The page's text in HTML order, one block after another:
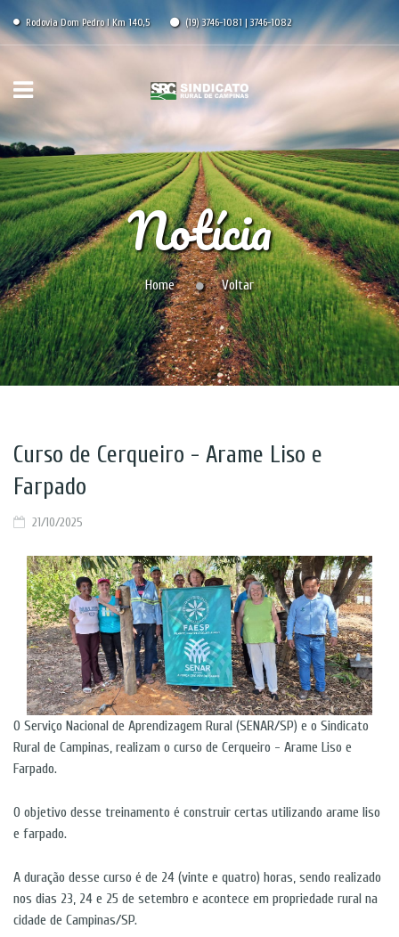
Rodovia Dom Pedro I Km 140,5 (19) 3746-1081 | 3746-1082
Notícia
Home Voltar
Curso de Cerqueiro - Arame Liso e
Farpado
21/10/2025
O Serviço Nacional de Aprendizagem Rural (SENAR/SP) e o Sindicato
Rural de Campinas, realizam o curso de Cerqueiro - Arame Liso e
Farpado.
O objetivo desse treinamento é construir certas utilizando arame liso
e farpado.
A duração desse curso é de 24 (vinte e quatro) horas, sendo realizado
nos dias 23, 24 e 25 de setembro e acontece em propriedade rural na
cidade de Campinas/SP.